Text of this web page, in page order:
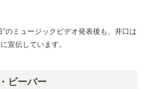
"のミュージックビデオ発表後も、井口は
宣伝しています。
ビーバー